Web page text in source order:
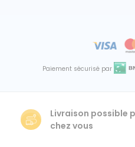
Paiement sécurisé par
Livraison possible
chez vous